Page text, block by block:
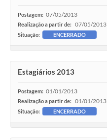
Postagem: 07/05/2013
Realização a partir de: 07/05/2013
Situação: ENCERRADO
Estagiários 2013
Postagem: 01/01/2013
Realização a partir de: 01/01/2013
Situação: ENCERRADO